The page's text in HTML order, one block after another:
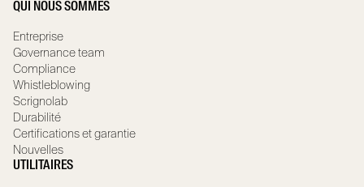
QUI NOUS SOMMES
Entreprise
Governance team
Compliance
Whistleblowing
Scrignolab
Durabilité
Certifications et garantie
Nouvelles
UTILITAIRES